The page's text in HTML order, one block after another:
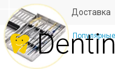
Отзывы Доставка